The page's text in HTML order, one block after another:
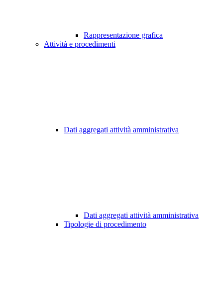
Rappresentazione grafica
Attività e procedimenti
Dati aggregati attività amministrativa
Dati aggregati attività amministrativa
Tipologie di procedimento